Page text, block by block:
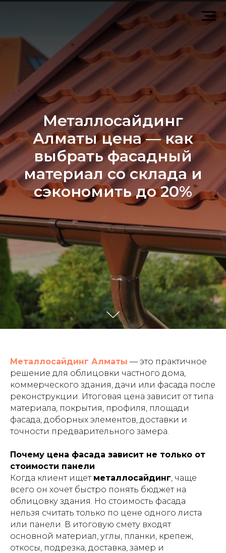
Металлосайдинг
Алматы цена — как
выбрать фасадный
материал со склада и
сэкономить до 20%
Металлосайдинг Алматы — это практичное
решение для облицовки частного дома,
коммерческого здания, дачи или фасада после
реконструкции. Итоговая цена зависит от типа
материала, покрытия, профиля, площади
фасада, доборных элементов, доставки и
точности предварительного замера.
Почему цена фасада зависит не только от
стоимости панели
Когда клиент ищет металлосайдинг, чаще
всего он хочет быстро понять бюджет на
облицовку здания. Но стоимость фасада
нельзя считать только по цене одного листа
или панели. В итоговую смету входят
основной материал, углы, планки, крепеж,
откосы, подрезка, доставка, замер и